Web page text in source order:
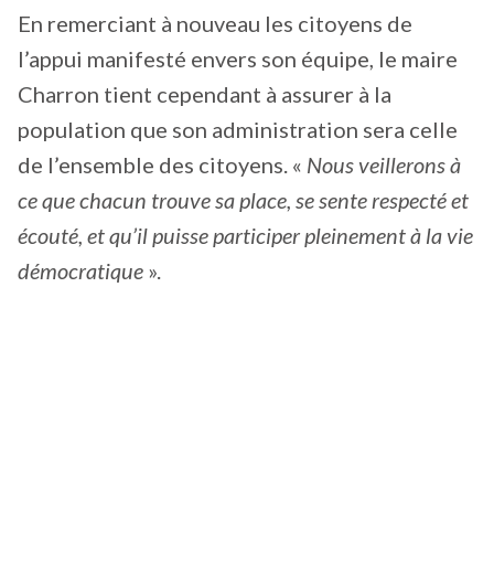
En remerciant à nouveau les citoyens de
l’appui manifesté envers son équipe, le maire
Charron tient cependant à assurer à la
population que son administration sera celle
de l’ensemble des citoyens. « Nous veillerons à
ce que chacun trouve sa place, se sente respecté et
écouté, et qu’il puisse participer pleinement à la vie
démocratique ».